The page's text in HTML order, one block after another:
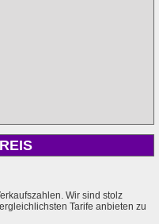
Wir sind stolz
Tarife anbieten zu